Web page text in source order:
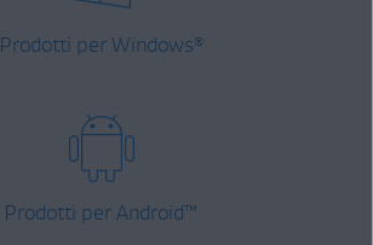
Prodotti per Windows®
Prodotti per Android™